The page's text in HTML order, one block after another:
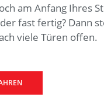
am Anfang Ihres
fast fertig? Dann
viele Türen offen.